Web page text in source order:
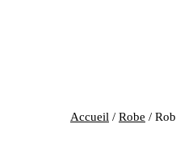
Accueil / Robe /